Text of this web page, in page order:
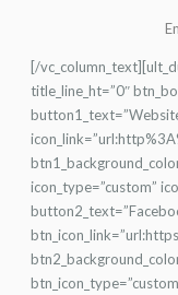
[/
title_line_ht=”0″
icon_type=”custom”